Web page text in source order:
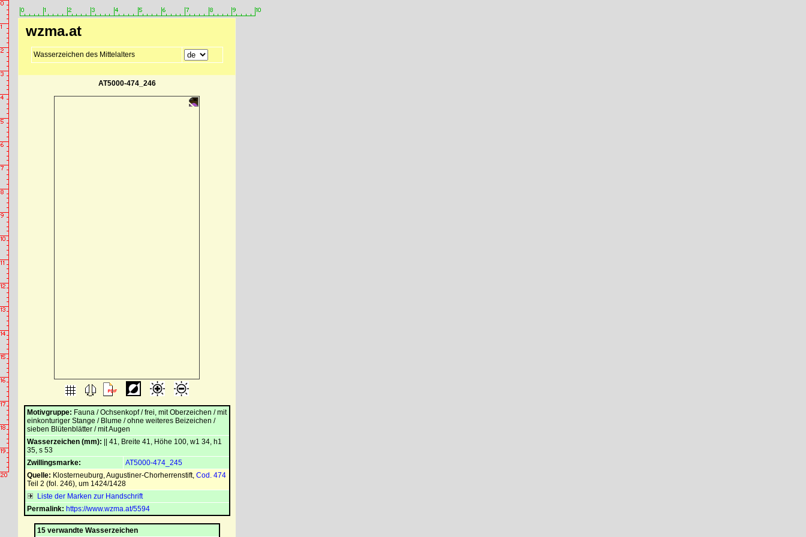
wzma.at
Wasserzeichen des Mittelalters
AT5000-474_246
Motivgruppe: Fauna / Ochsenkopf / frei, mit Oberzeichen / mit
einkonturiger Stange / Blume / ohne weiteres Beizeichen /
sieben Blütenblätter / mit Augen
Wasserzeichen (mm): || 41, Breite 41, Höhe 100, w1 34, h1
35, s 53
Zwillingsmarke:
AT5000-474_245
Quelle: Klosterneuburg, Augustiner-Chorherrenstift, Cod. 474
Teil 2 (fol. 246), um 1424/1428
Liste der Marken zur Handschrift
Permalink: https://www.wzma.at/5594
15 verwandte Wasserzeichen